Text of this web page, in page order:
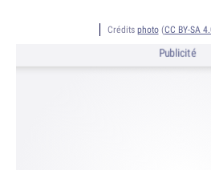
Crédits photo(CC BY-SA
Publicité